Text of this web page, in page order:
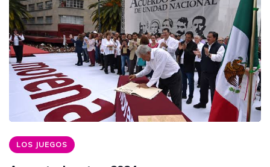
LOS JUEGOS